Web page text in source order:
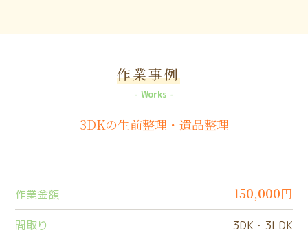
作業事例
Works
3DKの生前整理・遺品整理
作業金額 150,000円
間取り 3DK・3LDK